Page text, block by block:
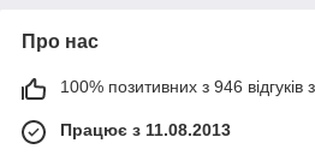
Про нас
100% позитивних з 946 відгуків
Працює з 11.08.2013